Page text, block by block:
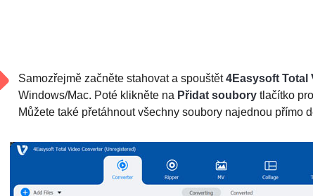
Samozřejmě začněte stahovat a spouštět4Easysoft Total
Windows/Mac. Poté klikněte na Přidat soubory tlačítko
Můžete také přetáhnout všechny soubory najednou přímo